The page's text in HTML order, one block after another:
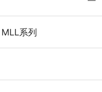
系列